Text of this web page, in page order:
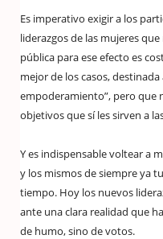
Es imperativo exigir a los
liderazgos de las mujeres
pública para ese efecto es
mejor de los casos,
empoderamiento”, pero que
objetivos que sí les sirven a
Y es indispensable voltear a
y los mismos de siempre ya
tiempo. Hoy los nuevos
ante una clara realidad que
de humo, sino de votos.